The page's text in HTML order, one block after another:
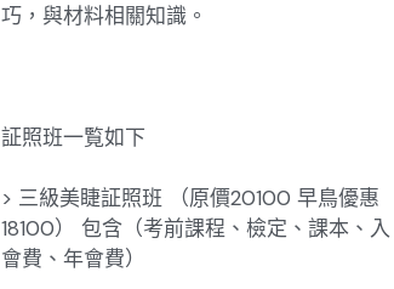
巧，與材料相關知識。
証照班一覧如下
> 三級美睫証照班 （原價20100 早鳥優惠
18100） 包含（考前課程、檢定、課本、入
會費、年會費）